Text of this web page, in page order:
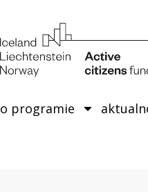
o programie